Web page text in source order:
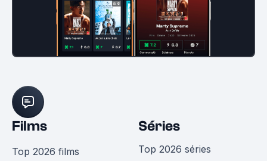
Films
Top 2026 films
Séries
Top 2026 séries